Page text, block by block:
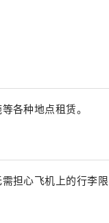
各种地点租赁。
担心飞机上的行李限